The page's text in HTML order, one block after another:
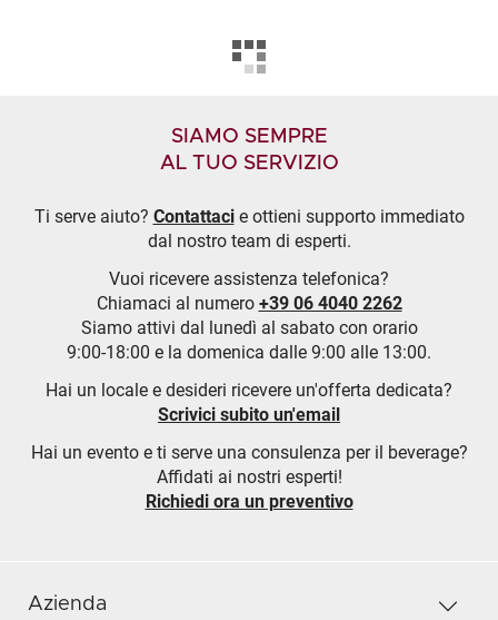
SIAMO SEMPRE
AL TUO SERVIZIO
Ti serve aiuto? Contattacie ottieni supporto immediato
dal nostro team di esperti.
Vuoi ricevere assistenza telefonica?
Chiamaci al numero +39 06 4040 2262
Siamo attivi dal lunedì al sabato con orario
9:00-18:00 e la domenica dalle 9:00 alle 13:00.
Hai un locale e desideri ricevere un'offerta dedicata?
Scrivici subito un'email
Hai un evento e ti serve una consulenza per il beverage?
Affidati ai nostri esperti!
Richiedi ora un preventivo
Azienda